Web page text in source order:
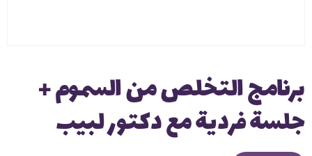
برنامج التخلص من السموم +
جلسة فردية مع دكتور لبيب